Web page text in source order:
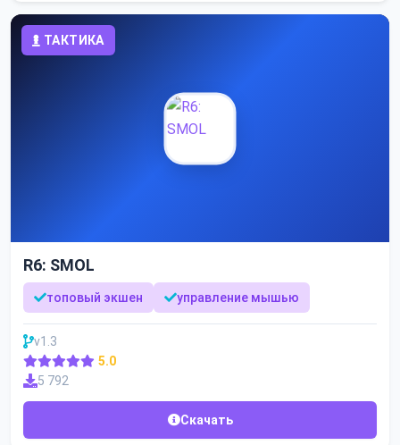
ТАКТИКА
R6: SMOL
топовый экшен управление мышью
v1.3
5.0
5 792
Скачать